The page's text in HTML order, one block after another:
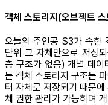
객체 스토리지(오브젝트
오늘의 주인공 S3가 속한
단위 그 자체만으로 저장
층 구조가 없음) 개별 데
는 객체 스토리지 구조는
터 자체로 저장되기 때문
체 권한 관리가 가능하며